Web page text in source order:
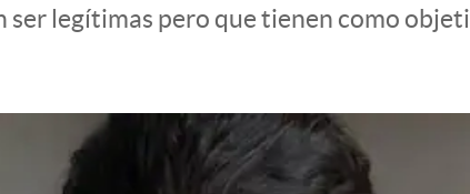
legítimas pero que tienen como